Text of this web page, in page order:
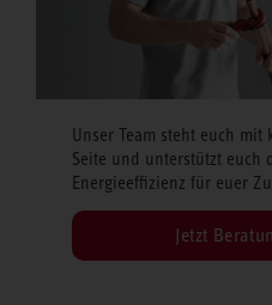
Unser Team steht euch mit
Seite und unterstützt euch
Energieeffizienz für euer
Jetzt